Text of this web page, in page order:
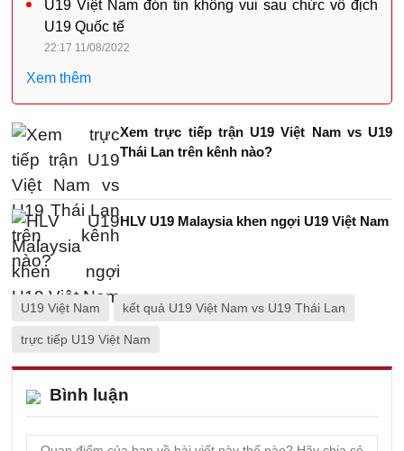
U19 Việt Nam đón tin không vui sau chức vô địch
U19 Quốc tế
22:17 11/08/2022
Xem thêm
Xem trực tiếp trận U19 Việt Nam vs U19
Thái Lan trên kênh nào?
HLV U19 Malaysia khen ngợi U19 Việt Nam
U19 Việt Nam kết quả U19 Việt Nam vs U19 Thái Lan
trực tiếp U19 Việt Nam
Bình luận